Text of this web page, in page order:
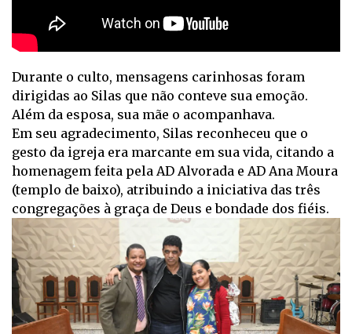
Durante o culto, mensagens carinhosas foram
dirigidas ao Silas que não conteve sua emoção.
Além da esposa, sua mãe o acompanhava.
Em seu agradecimento, Silas reconheceu que o
gesto da igreja era marcante em sua vida, citando a
homenagem feita pela AD Alvorada e AD Ana Moura
(templo de baixo), atribuindo a iniciativa das três
congregações à graça de Deus e bondade dos fiéis.